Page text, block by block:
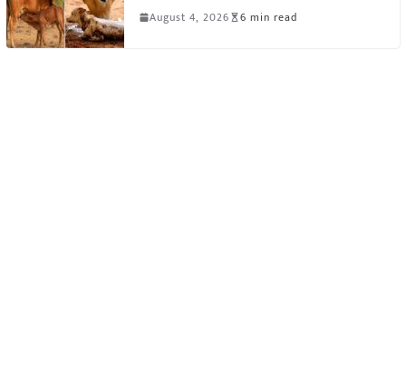
August 4, 2026 6 min read